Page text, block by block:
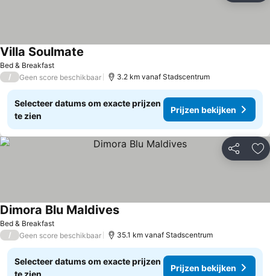
Bed & Breakfast
Villa Soulmate
/ Geen score beschikbaar 3.2 km vanaf Stadscentrum
Selecteer datums om exacte prijzen
te zien
Prijzen bekijken
Delen
Bed & Breakfast
Dimora Blu MaldivesPrijzen bekijken
/ Geen score beschikbaar 35.1 km vanaf Stadscentrum
Selecteer datums om exacte prijzen
te zien
Prijzen bekijken